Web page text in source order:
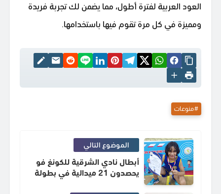
العود العربية لفترة أطول، مما يضمن لك تجربة فريدة
ومميزة في كل مرة تقوم فيها باستخدامها.
منوعات
الموضوع التالي
أبطال نادي الشرقية للكونغ فو
يحصدون 21 ميدالية في بطولة